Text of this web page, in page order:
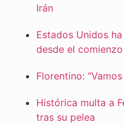
Irán
Estados Unidos
desde el
Florentino:
Histórica multa a
tras su pelea